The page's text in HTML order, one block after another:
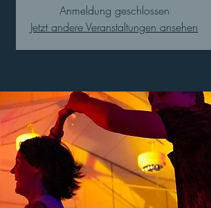
Anmeldung geschlossen
Jetzt andere Veranstaltungen ansehen